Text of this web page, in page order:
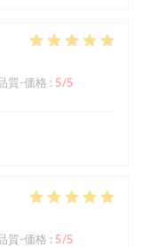
質-価格 : 5/5
質-価格 : 5/5